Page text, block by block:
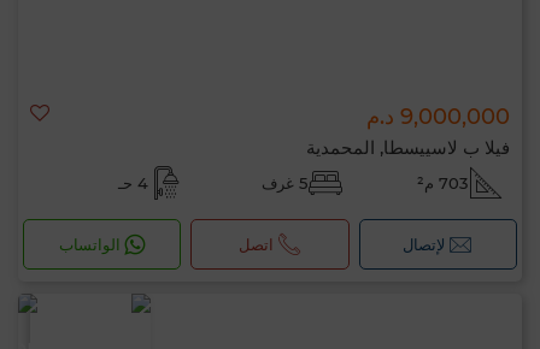
9,000,000 د.م
فيلا ب لاسييسطا, المحمدية
703 م² 5 غرف 4 حـ
لإتصال اتصل الواتساب